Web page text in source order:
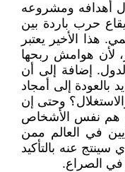
أهدافه ومشروعه
حرب باردة بين
هذا الأخير يعتبر
لأن هوامش ربحها
إضافة إلى أن
إلى أمجاد
وحتى إن
ومعتقداتهم، هم نفس الأشخاص
في العالم ممن
عنه بالتأكيد
في الصراع.